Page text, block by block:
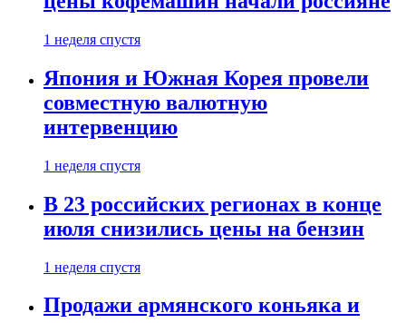
1 неделя спустя
Япония и Южная Корея провели
совместную валютную
интервенцию
1 неделя спустя
В 23 российских регионах в конце
июля снизились цены на бензин
1 неделя спустя
Продажи армянского коньяка и